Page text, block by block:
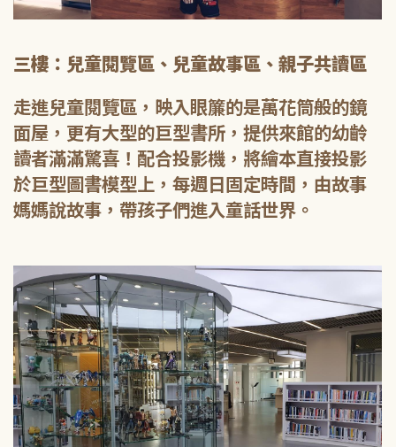
三樓：兒童閱覽區、兒童故事區、親子共讀區
走進兒童閱覽區，映入眼簾的是萬花筒般的鏡
面屋，更有大型的巨型書所，提供來館的幼齡
讀者滿滿驚喜！配合投影機，將繪本直接投影
於巨型圖書模型上，每週日固定時間，由故事
媽媽說故事，帶孩子們進入童話世界。